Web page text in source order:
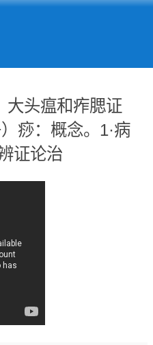
大头瘟和痄腮证
痧：概念。1·病
证论治